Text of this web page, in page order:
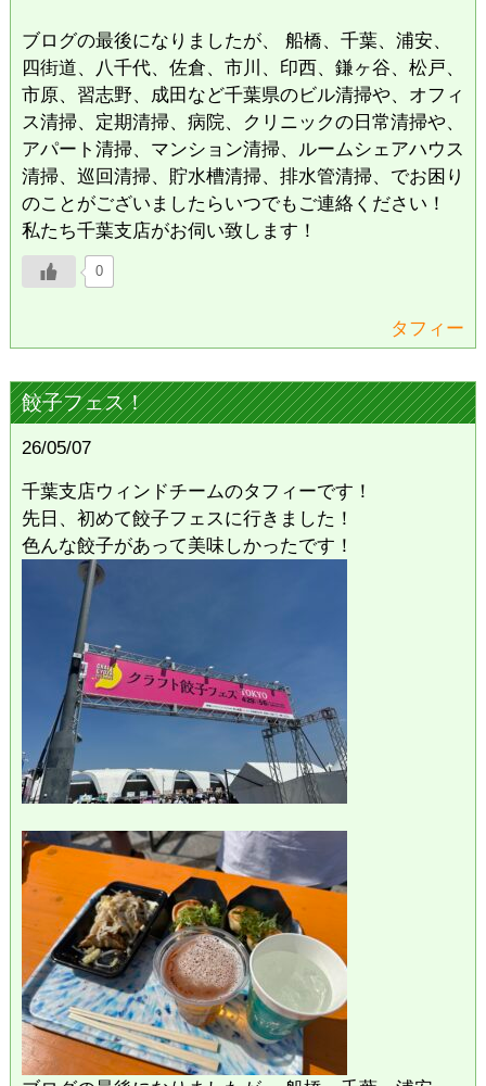
ブログの最後になりましたが、 船橋、千葉、浦安、
四街道、八千代、佐倉、市川、印西、鎌ヶ谷、松戸、
市原、習志野、成田など千葉県のビル清掃や、オフィ
ス清掃、定期清掃、病院、クリニックの日常清掃や、
アパート清掃、マンション清掃、ルームシェアハウス
清掃、巡回清掃、貯水槽清掃、排水管清掃、でお困り
のことがございましたらいつでもご連絡ください！
私たち千葉支店がお伺い致します！
0
タフィー
餃子フェス！
26/05/07
千葉支店ウィンドチームのタフィーです！
先日、初めて餃子フェスに行きました！
色んな餃子があって美味しかったです！